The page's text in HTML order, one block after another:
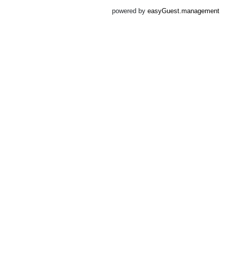
powered by easyGuest.management